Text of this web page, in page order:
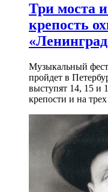
Три моста
крепость
Музыкальный
пройдет в
выступят 14, 15 и
крепости и на